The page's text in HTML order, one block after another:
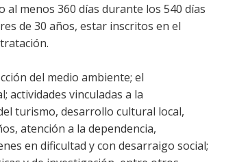
al menos 360 días durante los 540 días
de 30 años, estar inscritos en el
del medio ambiente; el
vinculadas a la
turismo, desarrollo cultural local,
atención a la dependencia,
en dificultad y con desarraigo social;